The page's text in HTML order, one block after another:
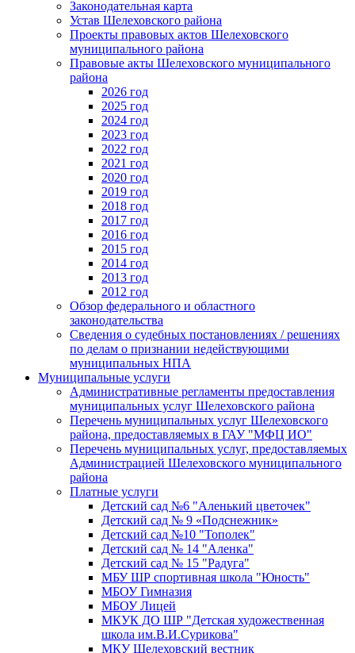
Законодательная карта
Устав Шелеховского района
Проекты правовых актов Шелеховского
муниципального района
Правовые акты Шелеховского муниципального
района
2026 год
2025 год
2024 год
2023 год
2022 год
2021 год
2020 год
2019 год
2018 год
2017 год
2016 год
2015 год
2014 год
2013 год
2012 год
Обзор федерального и областного
законодательства
Сведения о судебных постановлениях / решениях
по делам о признании недействующими
муниципальных НПА
Муниципальные услуги
Административные регламенты предоставления
муниципальных услуг Шелеховского района
Перечень муниципальных услуг Шелеховского
района, предоставляемых в ГАУ "МФЦ ИО"
Перечень муниципальных услуг, предоставляемых
Администрацией Шелеховского муниципального
района
Платные услуги
Детский сад №6 "Аленький цветочек"
Детский сад № 9 «Подснежник»
Детский сад №10 "Тополек"
Детский сад № 14 "Аленка"
Детский сад № 15 "Радуга"
МБУ ШР спортивная школа "Юность"
МБОУ Гимназия
МБОУ Лицей
МКУК ДО ШР "Детская художественная
школа им.В.И.Сурикова"
МКУ Шелеховский вестник